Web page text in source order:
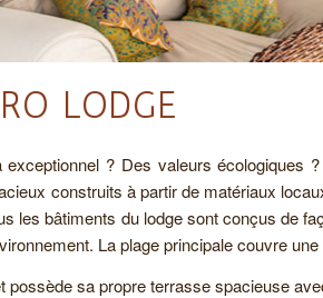
LODGE
exceptionnel ? Des valeurs
construits à partir de matériaux
les bâtiments du lodge sont conçus de
La plage principale couvre
possède sa propre terrasse spacieuse